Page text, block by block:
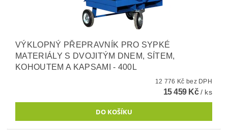
VÝKLOPNÝ PŘEPRAVNÍK PRO SYPKÉ
MATERIÁLY S DVOJITÝM DNEM, SÍTEM,
KOHOUTEM A KAPSAMI - 400L
12 776 Kč bez DPH
15 459 Kč/ ks